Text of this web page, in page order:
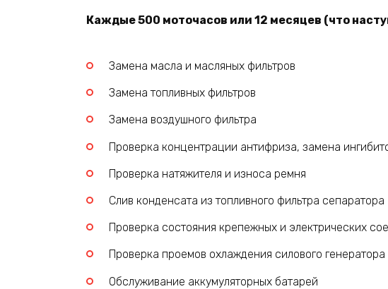
Каждые 500 моточасов или 12 месяцев (что
Замена масла и масляных фильтров
Замена топливных фильтров
Замена воздушного фильтра
Проверка концентрации антифриза, замена
Проверка натяжителя и износа ремня
Слив конденсата из топливного фильтра сепаратора
Проверка состояния крепежных и электрических
Проверка проемов охлаждения силового генератора
Обслуживание аккумуляторных батарей